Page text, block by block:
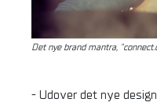
Det nye brand mantra,
- Udover det nye